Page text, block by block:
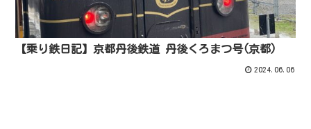
【乗り鉄日記】京都丹後鉄道 丹後くろまつ号(京都)
2024.06.06